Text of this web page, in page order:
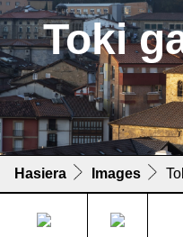
Toki
Hasiera Images